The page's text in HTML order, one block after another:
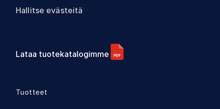
Hallitse evästeitä
Lataa tuotekatalogimme
Tuotteet